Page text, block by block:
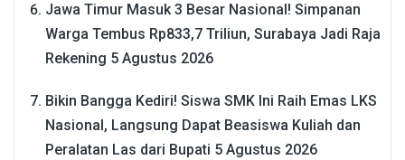
Jawa Timur Masuk 3 Besar Nasional! Simpanan
Warga Tembus Rp833,7 Triliun, Surabaya Jadi Raja
Rekening 5 Agustus 2026
Bikin Bangga Kediri! Siswa SMK Ini Raih Emas LKS
Nasional, Langsung Dapat Beasiswa Kuliah dan
Peralatan Las dari Bupati 5 Agustus 2026